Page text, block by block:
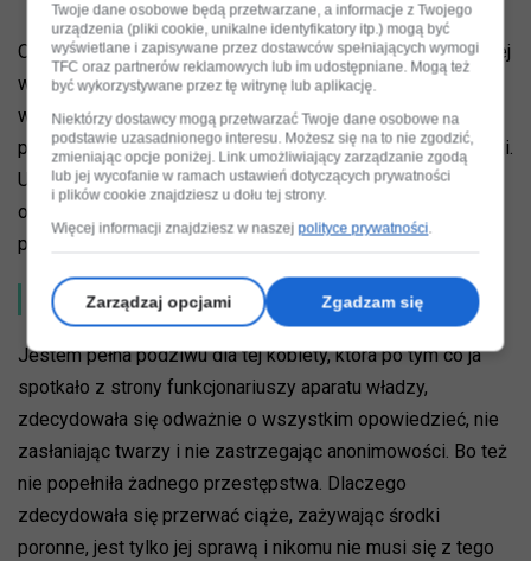
Oto młoda kobieta została brutalnie upokorzona, zabrano jej
własność prywatna ( telefon i laptop), ograniczono jej
wolność bez żadnej podstawy prawnej. Wydany przez
policję komunikat dodatkowo poddał ją wtórnej wiktymizacji.
Ujawniono informację o leczeniu psychiatrycznym oraz
o tym, że miała być pod wpływem alkoholu. A wszystko
podlano fałszywą troską o jej zdrowie i życie.
Współczucie i wściekłość
Jestem pełna podziwu dla tej kobiety, która po tym co ja
spotkało z strony funkcjonariuszy aparatu władzy,
zdecydowała się odważnie o wszystkim opowiedzieć, nie
zasłaniając twarzy i nie zastrzegając anonimowości. Bo też
nie popełniła żadnego przestępstwa. Dlaczego
zdecydowała się przerwać ciąże, zażywając środki
poronne, jest tylko jej sprawą i nikomu nie musi się z tego
Twoje dane osobowe będą przetwarzane, a informacje z Twojego
urządzenia (pliki cookie, unikalne identyfikatory itp.) mogą być
wyświetlane i zapisywane przez dostawców spełniających wymogi
TFC oraz partnerów reklamowych lub im udostępniane. Mogą też
być wykorzystywane przez tę witrynę lub aplikację.
Niektórzy dostawcy mogą przetwarzać Twoje dane osobowe na
podstawie uzasadnionego interesu. Możesz się na to nie zgodzić,
zmieniając opcje poniżej. Link umożliwiający zarządzanie zgodą
lub jej wycofanie w ramach ustawień dotyczących prywatności
i plików cookie znajdziesz u dołu tej strony.
Więcej informacji znajdziesz w naszejpolityce prywatności.
Zarządzaj opcjami Zgadzam się